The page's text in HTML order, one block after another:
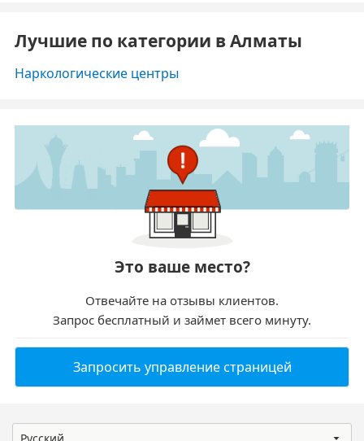
Лучшие по категории в Алматы
Наркологические центры
Это ваше место?
Отвечайте на отзывы клиентов.
Запрос бесплатный и займет всего минуту.
Запросить управление страницей